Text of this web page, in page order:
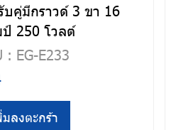
บคู่มีกราวด์ 3 ขา 16
250 โวลต์
: EG-E233
มลงตะกร้า